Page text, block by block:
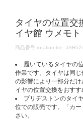
タイヤの位置交
イヤ館 ウメモト
DETAILS
商品番号 rotation-
履いているタイヤの
作業です。タイヤは同
の影響により一部分だ
イヤの位置交換をおすす
ブリヂストンのタイ
位での販売です。「カ
さい。